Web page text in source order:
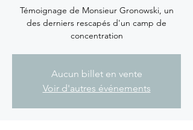
Témoignage de Monsieur Gronowski, un
des derniers rescapés d'un camp de
concentration
Aucun billet en vente
Voir d'autres événements